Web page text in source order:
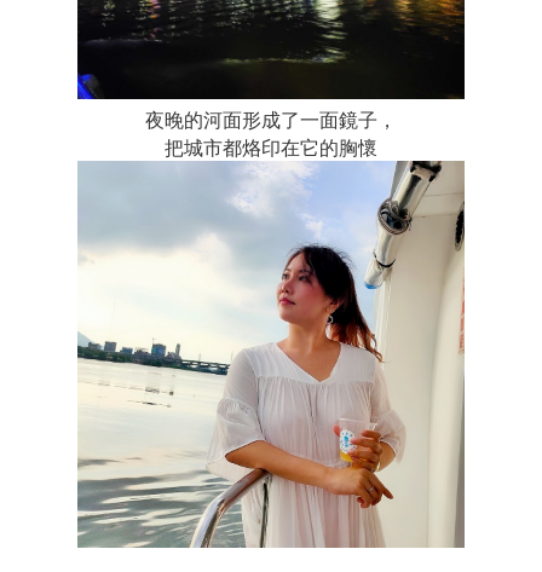
夜晚的河面形成了一面鏡子，
把城市都烙印在它的胸懷